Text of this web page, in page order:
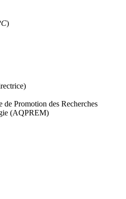
)
de Promotion des Recherches
(AQPREM)